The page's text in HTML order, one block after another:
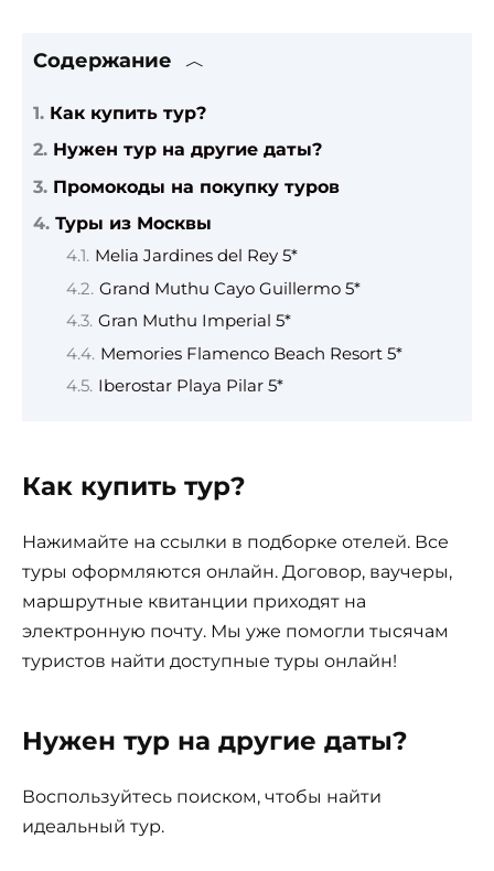
Содержание
Как купить тур?
Нужен тур на другие даты?
Промокоды на покупку туров
Туры из Москвы
Melia Jardines del Rey 5*
Grand Muthu Cayo Guillermo 5*
Gran Muthu Imperial 5*
Memories Flamenco Beach Resort 5*
Iberostar Playa Pilar 5*
Как купить тур?
Нажимайте на ссылки в подборке отелей. Все
туры оформляются онлайн. Договор, ваучеры,
маршрутные квитанции приходят на
электронную почту. Мы уже помогли тысячам
туристов найти доступные туры онлайн!
Нужен тур на другие даты?
Воспользуйтесь поиском, чтобы найти
идеальный тур.